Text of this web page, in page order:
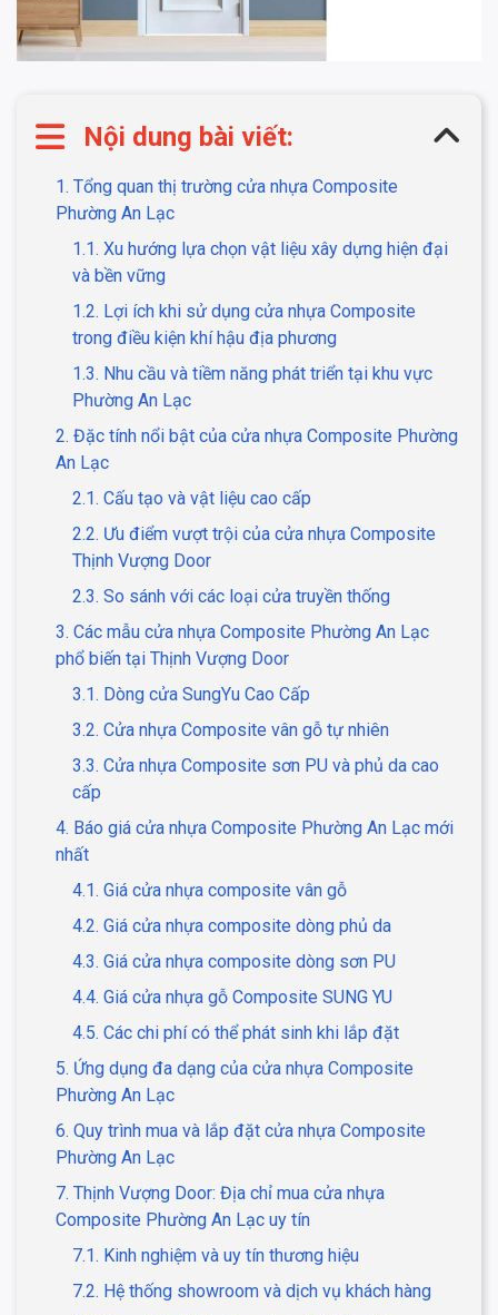
Nội dung bài viết:
1. Tổng quan thị trường cửa nhựa Composite
Phường An Lạc
1.1. Xu hướng lựa chọn vật liệu xây dựng hiện đại
và bền vững
1.2. Lợi ích khi sử dụng cửa nhựa Composite
trong điều kiện khí hậu địa phương
1.3. Nhu cầu và tiềm năng phát triển tại khu vực
Phường An Lạc
2. Đặc tính nổi bật của cửa nhựa Composite Phường
An Lạc
2.1. Cấu tạo và vật liệu cao cấp
2.2. Ưu điểm vượt trội của cửa nhựa Composite
Thịnh Vượng Door
2.3. So sánh với các loại cửa truyền thống
3. Các mẫu cửa nhựa Composite Phường An Lạc
phổ biến tại Thịnh Vượng Door
3.1. Dòng cửa SungYu Cao Cấp
3.2. Cửa nhựa Composite vân gỗ tự nhiên
3.3. Cửa nhựa Composite sơn PU và phủ da cao
cấp
4. Báo giá cửa nhựa Composite Phường An Lạc mới
nhất
4.1. Giá cửa nhựa composite vân gỗ
4.2. Giá cửa nhựa composite dòng phủ da
4.3. Giá cửa nhựa composite dòng sơn PU
4.4. Giá cửa nhựa gỗ Composite SUNG YU
4.5. Các chi phí có thể phát sinh khi lắp đặt
5. Ứng dụng đa dạng của cửa nhựa Composite
Phường An Lạc
6. Quy trình mua và lắp đặt cửa nhựa Composite
Phường An Lạc
7. Thịnh Vượng Door: Địa chỉ mua cửa nhựa
Composite Phường An Lạc uy tín
7.1. Kinh nghiệm và uy tín thương hiệu
7.2. Hệ thống showroom và dịch vụ khách hàng